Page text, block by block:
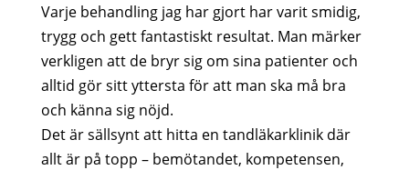
Varje behandling jag har gjort har varit smidig,
trygg och gett fantastiskt resultat. Man märker
verkligen att de bryr sig om sina patienter och
alltid gör sitt yttersta för att man ska må bra
och känna sig nöjd.
Det är sällsynt att hitta en tandläkarklinik där
allt är på topp – bemötandet, kompetensen,